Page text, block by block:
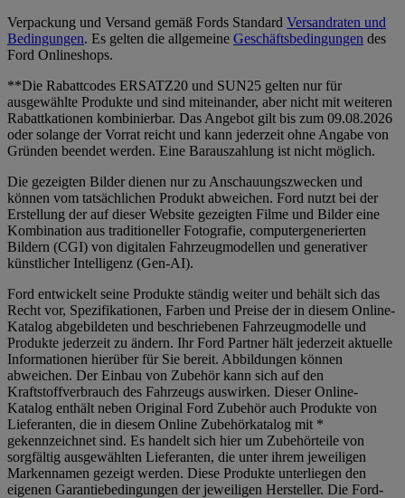
Verpackung und Versand gemäß Fords Standard Versandraten und
Bedingungen. Es gelten die allgemeine Geschäftsbedingungen des
Ford Onlineshops.
**Die Rabattcodes ERSATZ20 und SUN25 gelten nur für
ausgewählte Produkte und sind miteinander, aber nicht mit weiteren
Rabattkationen kombinierbar. Das Angebot gilt bis zum 09.08.2026
oder solange der Vorrat reicht und kann jederzeit ohne Angabe von
Gründen beendet werden. Eine Barauszahlung ist nicht möglich.
Die gezeigten Bilder dienen nur zu Anschauungszwecken und
können vom tatsächlichen Produkt abweichen. Ford nutzt bei der
Erstellung der auf dieser Website gezeigten Filme und Bilder eine
Kombination aus traditioneller Fotografie, computergenerierten
Bildern (CGI) von digitalen Fahrzeugmodellen und generativer
künstlicher Intelligenz (Gen-AI).
Ford entwickelt seine Produkte ständig weiter und behält sich das
Recht vor, Spezifikationen, Farben und Preise der in diesem Online-
Katalog abgebildeten und beschriebenen Fahrzeugmodelle und
Produkte jederzeit zu ändern. Ihr Ford Partner hält jederzeit aktuelle
Informationen hierüber für Sie bereit. Abbildungen können
abweichen. Der Einbau von Zubehör kann sich auf den
Kraftstoffverbrauch des Fahrzeugs auswirken. Dieser Online-
Katalog enthält neben Original Ford Zubehör auch Produkte von
Lieferanten, die in diesem Online Zubehörkatalog mit *
gekennzeichnet sind. Es handelt sich hier um Zubehörteile von
sorgfältig ausgewählten Lieferanten, die unter ihrem jeweiligen
Markennamen gezeigt werden. Diese Produkte unterliegen den
eigenen Garantiebedingungen der jeweiligen Hersteller. Die Ford-